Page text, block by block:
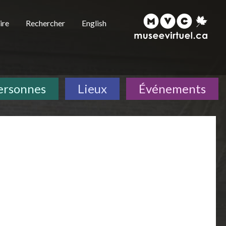
Rechercher English
Lieux Événements